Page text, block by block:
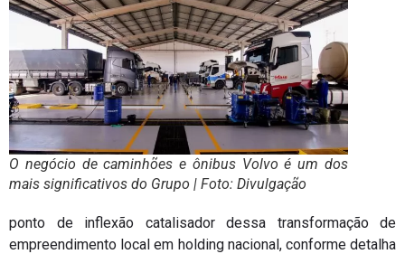
O negócio de caminhões e ônibus Volvo é um dos
mais significativos do Grupo | Foto: Divulgação
ponto de inflexão catalisador dessa transformação de
empreendimento local em holding nacional, conforme detalha